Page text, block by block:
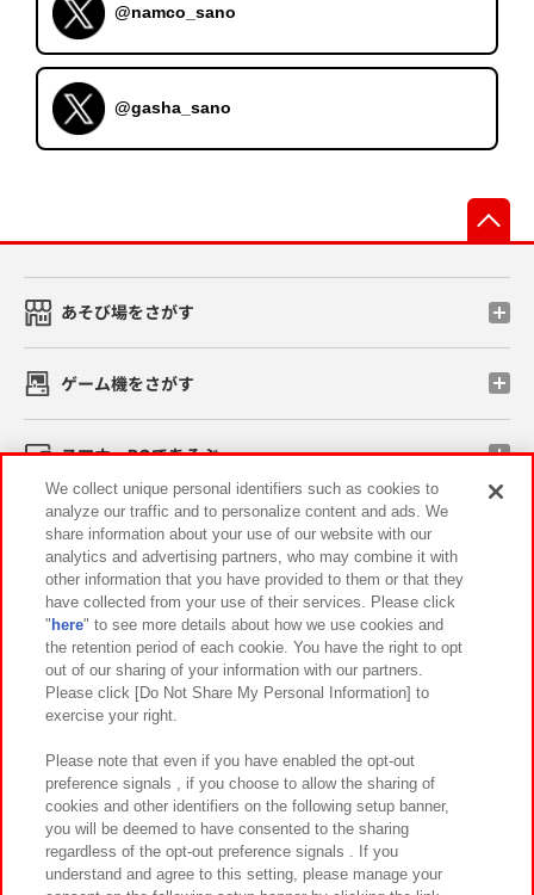
@namco_sano
@gasha_sano
あそび場をさがす
ゲーム機をさがす
スマホ・PCであそぶ
イベント・キャンペーン
関連会社 サステナビリティ サイトポリシー
プライバシーポリシー ウェブアクセシビリティ方針と検証結果
お取引先さまとともに
カスタマーハラスメント対応方針 よくあるご質問・お問い合わせ
We collect unique personal identifiers such as cookies to
analyze our traffic and to personalize content and ads. We
share information about your use of our website with our
analytics and advertising partners, who may combine it with
other information that you have provided to them or that they
have collected from your use of their services. Please click
" here" to see more details about how we use cookies and
the retention period of each cookie. You have the right to opt
out of our sharing of your information with our partners.
Please click [Do Not Share My Personal Information] to
exercise your right.
Please note that even if you have enabled the opt-out
preference signals , if you choose to allow the sharing of
cookies and other identifiers on the following setup banner,
you will be deemed to have consented to the sharing
regardless of the opt-out preference signals . If you
understand and agree to this setting, please manage your